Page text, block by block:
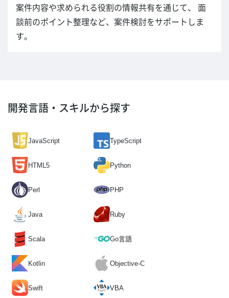
案件内容や求められる役割の情報共有を通じて、 面
談前のポイント整理など、案件検討をサポートしま
す。
開発言語・スキルから探す
JavaScript TypeScript
HTML5 Python
Perl PHP
Java Ruby
Scala Go言語
Kotlin Objective-C
Swift VBA